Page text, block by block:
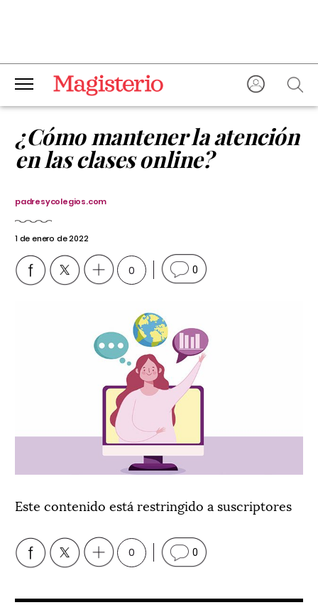
¿Cómo mantener la atención
en las clases online?
padresycolegios.com
1 de enero de 2022
0 0
Este contenido está restringido a suscriptores
0 0